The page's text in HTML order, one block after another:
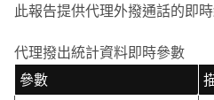
此報告提供代理外撥通話的即
代理撥出統計資料即時參數
參數